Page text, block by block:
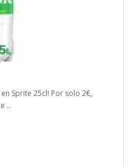
Sprite 25cl! Por solo 2€,
..